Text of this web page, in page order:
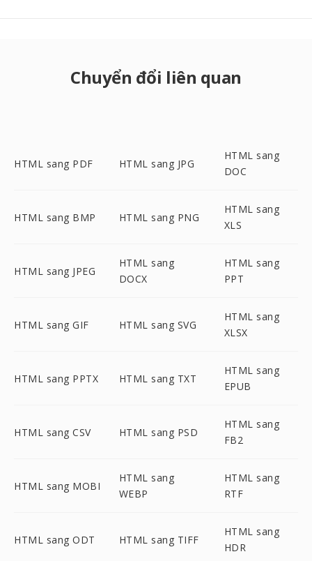
Chuyển đổi liên quan
HTML sang PDF HTML sang JPG
HTML sang
DOC
HTML sang BMP HTML sang PNG
HTML sang
XLS
HTML sang JPEG
HTML sang
DOCX
HTML sang
PPT
HTML sang GIF HTML sang SVG
HTML sang
XLSX
HTML sang PPTX HTML sang TXT
HTML sang
EPUB
HTML sang CSV HTML sang PSD
HTML sang
FB2
HTML sang MOBI
HTML sang
WEBP
HTML sang
RTF
HTML sang ODT HTML sang TIFF
HTML sang
HDR